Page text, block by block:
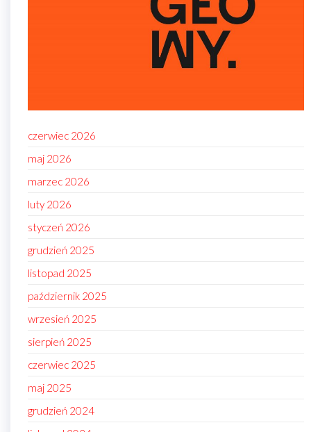
czerwiec 2026
maj 2026
marzec 2026
luty 2026
styczeń 2026
grudzień 2025
listopad 2025
październik 2025
wrzesień 2025
sierpień 2025
czerwiec 2025
maj 2025
grudzień 2024